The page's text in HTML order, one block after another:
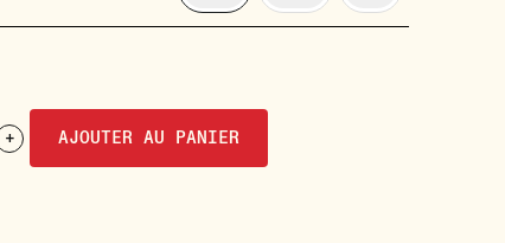
+ AJOUTER AU PANIER